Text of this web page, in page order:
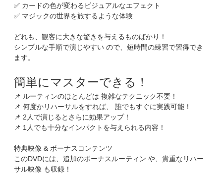
✅ カードの色が変わるビジュアルなエフェクト
✅ マジックの世界を旅するような体験
どれも、観客に大きな驚きを与えるものばかり！
シンプルな手順で演じやすい ので、短時間の練習で習得でき
ます。
簡単にマスターできる！
📌 ルーティンのほとんどは 複雑なテクニック不要！
📌 何度かリハーサルをすれば、 誰でもすぐに実践可能！
📌 2人で演じるとさらに効果アップ！
📌 1人でも十分なインパクトを与えられる内容！
特典映像 & ボーナスコンテンツ
このDVDには、追加のボーナスルーティン や、貴重なリハー
サル映像 も収録！